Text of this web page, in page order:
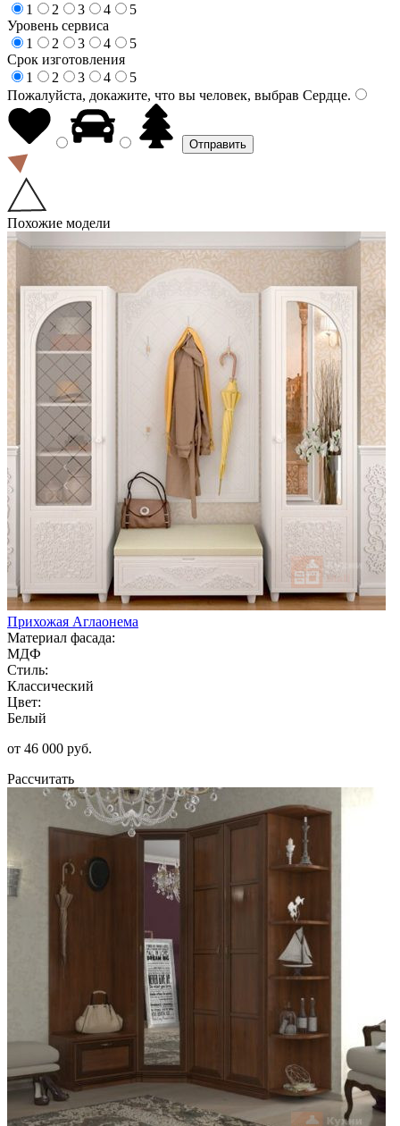
1
2 3 4
5
Уровень сервиса
1
2 3 4
5
Срок изготовления
1
2 3 4
5
Пожалуйста, докажите, что вы человек, выбрав Сердце.
Похожие модели
Прихожая Аглаонема
Материал фасада:
МДФ
Стиль:
Классический
Цвет:
Белый
от 46 000 руб.
Рассчитать